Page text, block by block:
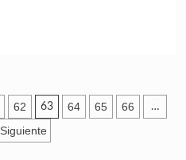
62 63 64 65 66 …
Siguiente